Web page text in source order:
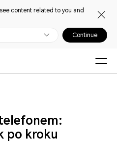
content related to you and
Continue
po kroku